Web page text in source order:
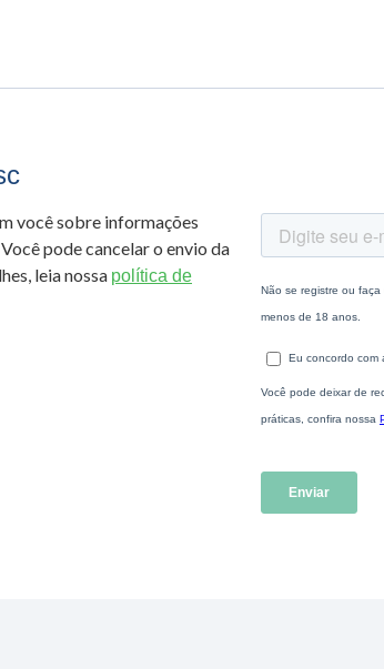
você sobre informações
pode cancelar o envio da
leia nossa política de